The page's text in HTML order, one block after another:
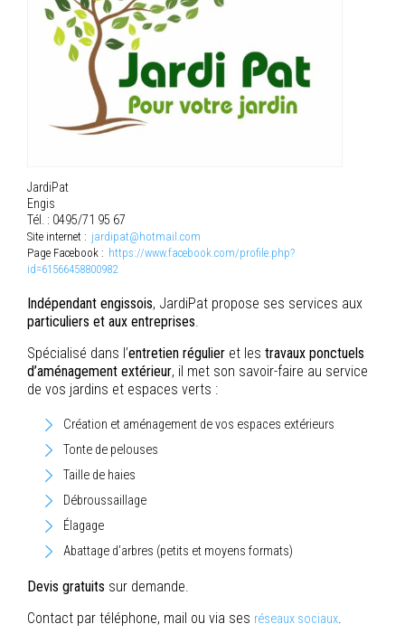
JardiPat
Engis
Tél. : 0495/71 95 67
Site internet : jardipat@hotmail.com
Page Facebook : https://www.facebook.com/profile.php?
id=61566458800982
Indépendant engissois, JardiPat propose ses services aux
particuliers et aux entreprises
Spécialisé dans l’entretien régulier et les travaux ponctuels
d’aménagement extérieur, il met son savoir-faire au service
de vos jardins et espaces verts :
Création et aménagement de vos espaces extérieurs
Tonte de pelouses
Taille de haies
Débroussaillage
Élagage
Abattage d’arbres (petits et moyens formats)
Devis gratuits sur demande.
Contact par téléphone, mail ou via ses réseaux sociaux